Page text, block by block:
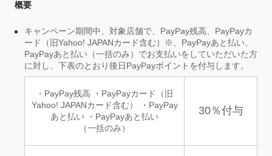
概要
キャンペーン期間中、対象店舗で、PayPay残高、PayPayカ
ード（旧Yahoo! JAPANカード含む）※、PayPayあと払い、
PayPayあと払い（一括のみ）でお支払いをしていただいた方
に対し、下表のとおり後日PayPayポイントを付与します。
・PayPay残高 ・PayPayカード（旧
Yahoo! JAPANカード含む） ・PayPay
あと払い ・PayPayあと払い
（一括のみ）
30％付与